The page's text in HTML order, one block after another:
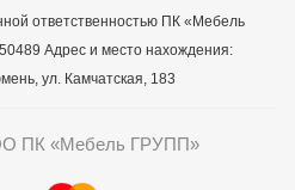
ответственностью ПК «Мебель
Адрес и место нахождения:
ул. Камчатская, 183
ПК «Мебель ГРУПП»